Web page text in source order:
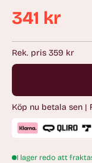
Ordinarie
pris
341 kr
Rek. pris 359 kr
Köp nu betala sen
I lager redo att